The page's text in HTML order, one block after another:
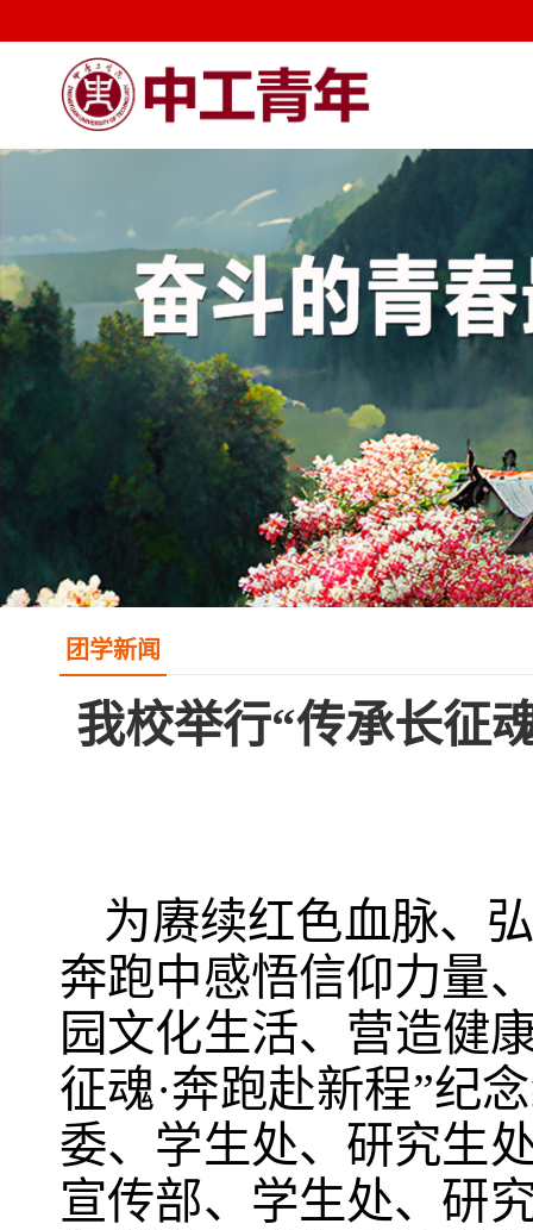
团学新闻
我校举行“传承长征
为赓续红色血脉、
奔跑中感悟信仰力量
园文化生活、营造健
征魂·奔跑赴新程”纪
委、学生处、研究生
宣传部、学生处、研